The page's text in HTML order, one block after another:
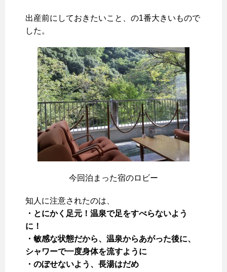
出産前にしておきたいこと、の1番大きいもので
した。
今回泊まった宿のロビー
知人に注意されたのは、
・とにかく足元！温泉で足をすべらないよう
に！
・敏感な状態だから、温泉からあがった後に、
シャワーで一度身体を流すように
・のぼせないよう、長湯はだめ